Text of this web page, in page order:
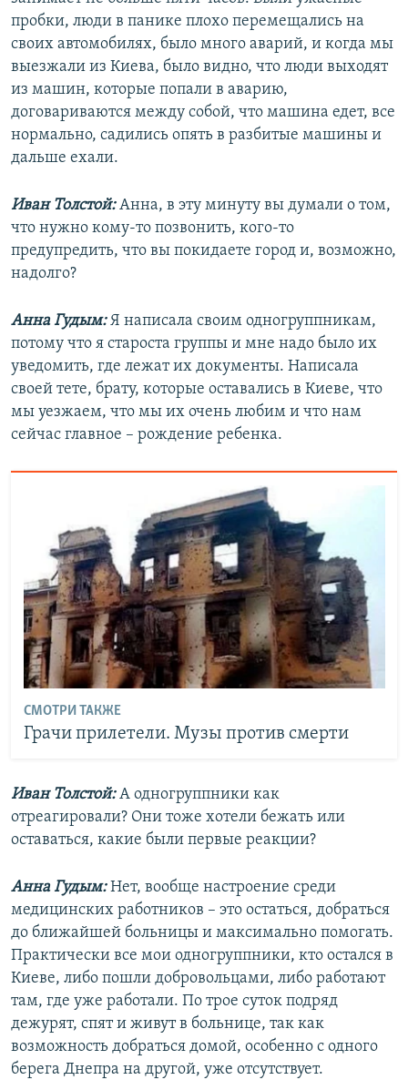
пробки, люди в панике плохо перемещались на
своих автомобилях, было много аварий, и когда мы
выезжали из Киева, было видно, что люди выходят
из машин, которые попали в аварию,
договариваются между собой, что машина едет, все
нормально, садились опять в разбитые машины и
дальше ехали.
Иван Толстой:Анна, в эту минуту вы думали о том,
что нужно кому-то позвонить, кого-то
предупредить, что вы покидаете город и, возможно,
надолго?
Анна Гудым:Я написала своим одногруппникам,
потому что я староста группы и мне надо было их
уведомить, где лежат их документы. Написала
своей тете, брату, которые оставались в Киеве, что
мы уезжаем, что мы их очень любим и что нам
сейчас главное – рождение ребенка.
СМОТРИ ТАКЖЕ
Грачи прилетели. Музы против смерти
Иван Толстой:А одногруппники как
отреагировали? Они тоже хотели бежать или
оставаться, какие были первые реакции?
Анна Гудым:Нет, вообще настроение среди
медицинских работников – это остаться, добраться
до ближайшей больницы и максимально помогать.
Практически все мои одногруппники, кто остался в
Киеве, либо пошли добровольцами, либо работают
там, где уже работали. По трое суток подряд
дежурят, спят и живут в больнице, так как
возможность добраться домой, особенно с одного
берега Днепра на другой, уже отсутствует.